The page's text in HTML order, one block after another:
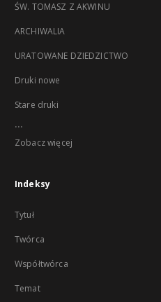
ŚW. TOMASZ Z AKWINU
ARCHIWALIA
URATOWANE DZIEDZICTWO
Druki nowe
Stare druki
...
Zobacz więcej
Indeksy
Tytuł
Twórca
Współtwórca
Temat